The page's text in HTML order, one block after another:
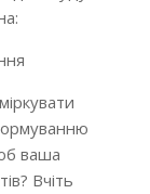
ваша
Вчіть